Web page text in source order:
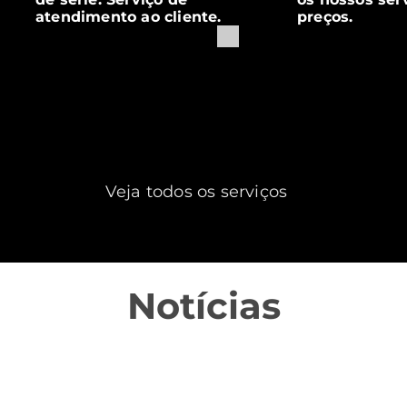
atendimento ao cliente.
preços.
Veja todos os serviços
Notícias